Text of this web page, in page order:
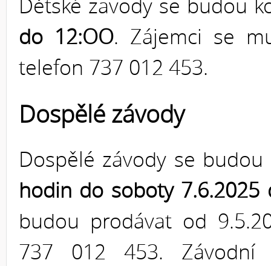
Dětské zavody se budou
do 12:OO. Zájemci se
telefon 737 012 453.
Dospělé závody
Dospělé závody se
hodin do soboty 7.6.2025
budou prodávat od
737 012 453. Závodní